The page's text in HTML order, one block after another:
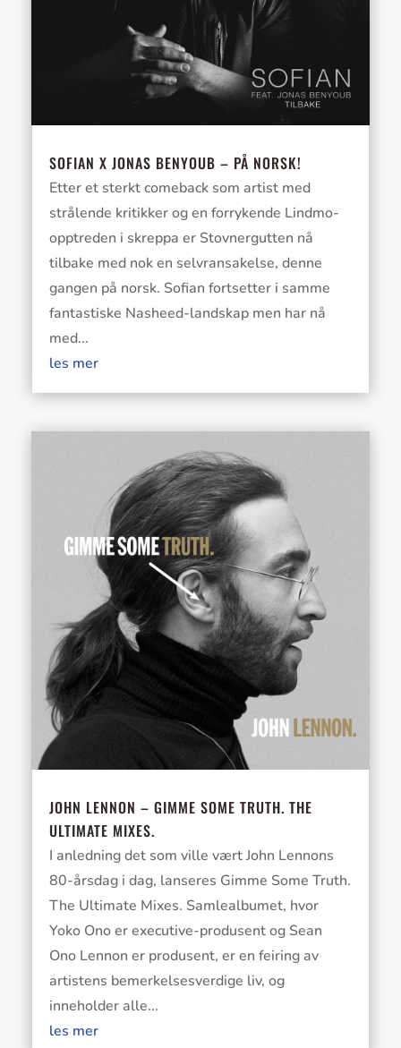
SOFIAN X JONAS BENYOUB – PÅ NORSK!
Etter et sterkt comeback som artist med
strålende kritikker og en forrykende Lindmo-
opptreden i skreppa er Stovnergutten nå
tilbake med nok en selvransakelse, denne
gangen på norsk. Sofian fortsetter i samme
fantastiske Nasheed-landskap men har nå
med...
les mer
JOHN LENNON – GIMME SOME TRUTH. THE
ULTIMATE MIXES.
I anledning det som ville vært John Lennons
80-årsdag i dag, lanseres Gimme Some Truth.
The Ultimate Mixes. Samlealbumet, hvor
Yoko Ono er executive-produsent og Sean
Ono Lennon er produsent, er en feiring av
artistens bemerkelsesverdige liv, og
inneholder alle...
les mer